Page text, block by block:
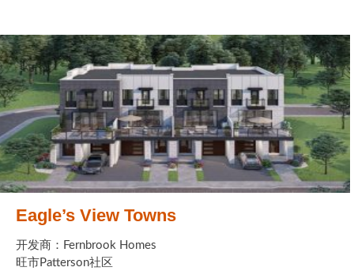
Eagle’s View Towns
开发商：Fernbrook Homes
旺市Patterson社区